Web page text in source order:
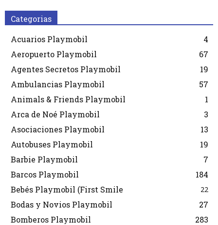
Categorias
Acuarios Playmobil
4
Aeropuerto Playmobil
67
Agentes Secretos Playmobil
19
Ambulancias Playmobil
57
Animals & Friends Playmobil
1
Arca de Noé Playmobil
3
Asociaciones Playmobil
13
Autobuses Playmobil
19
Barbie Playmobil
7
Barcos Playmobil
184
Bebés Playmobil (First Smile
22
Bodas y Novios Playmobil
27
Bomberos Playmobil
283